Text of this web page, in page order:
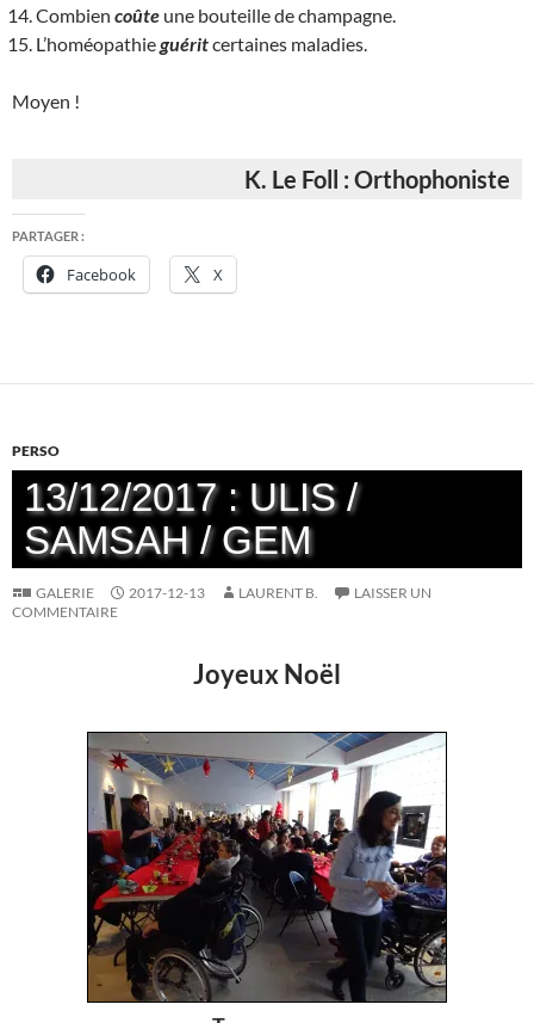
Combien coûte une bouteille de champagne.
L’homéopathieguéritcertaines maladies.
Moyen !
K. Le Foll : Orthophoniste
PARTAGER :
Facebook X
PERSO
13/12/2017 : ULIS /
SAMSAH / GEM
GALERIE 2017-12-13 LAURENT B.
LAISSER UN
COMMENTAIRE
Joyeux Noël